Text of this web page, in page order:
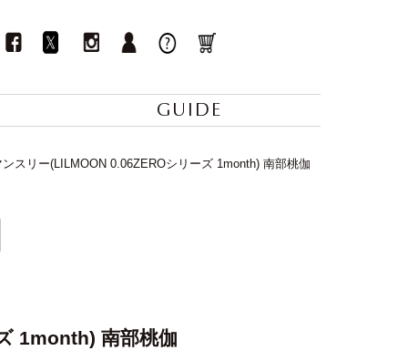
GUIDE
スリー(LILMOON 0.06ZEROシリーズ 1month) 南部桃伽
1month) 南部桃伽